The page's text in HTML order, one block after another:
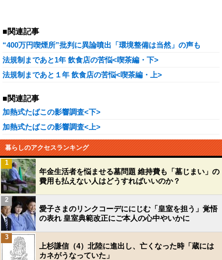
■関連記事
“400万円喫煙所”批判に異論噴出「環境整備は当然」の声も
法規制まであと1年 飲食店の苦悩<喫茶編・下>
法規制まであと１年 飲食店の苦悩<喫茶編・上>
■関連記事
加熱式たばこの影響調査<下>
加熱式たばこの影響調査<上>
暮らしのアクセスランキング
年金生活者を悩ませる墓問題 維持費も「墓じまい」の
費用も払えない人はどうすればいいのか？
1
愛子さまのリンクコーデににじむ「皇室を担う」覚悟
の表れ 皇室典範改正にご本人の心中やいかに
2
上杉謙信（4）北陸に進出し、亡くなった時「蔵には
カネがうなっていた」
3